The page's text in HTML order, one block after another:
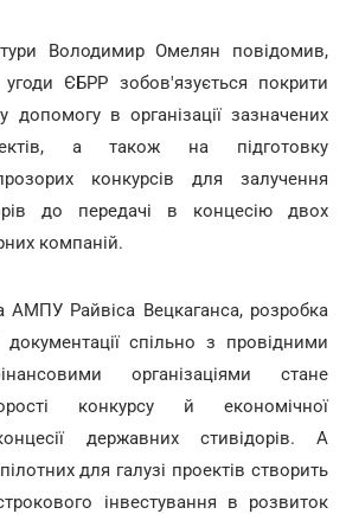
Володимир Омелян повідомив,
ЄБРР зобов'язується покрити
допомогу в організації зазначених
а також на підготовку
конкурсів для залучення
до передачі в концесію двох
компаній.
АМПУ Райвіса Вецкаганса, розробка
спільно з провідними
організаціями стане
конкурсу й економічної
державних стивідорів. А
для галузі проектів створить
інвестування в розвиток